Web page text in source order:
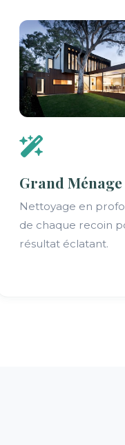
Grand Ménage
Nettoyage en
de chaque recoin
résultat éclatant.